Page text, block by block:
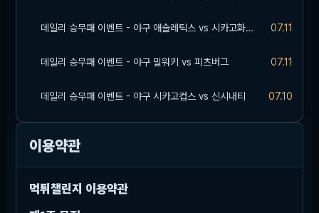
데일리 승무패 이벤트 - 야구 애슬레틱스 vs 시카고화이트삭스 07.11
데일리 승무패 이벤트 - 야구 밀워키 vs 피츠버그 07.11
데일리 승무패 이벤트 - 야구 시카고컵스 vs 신시내티 07.10
이용약관
먹튀챌린지 이용약관